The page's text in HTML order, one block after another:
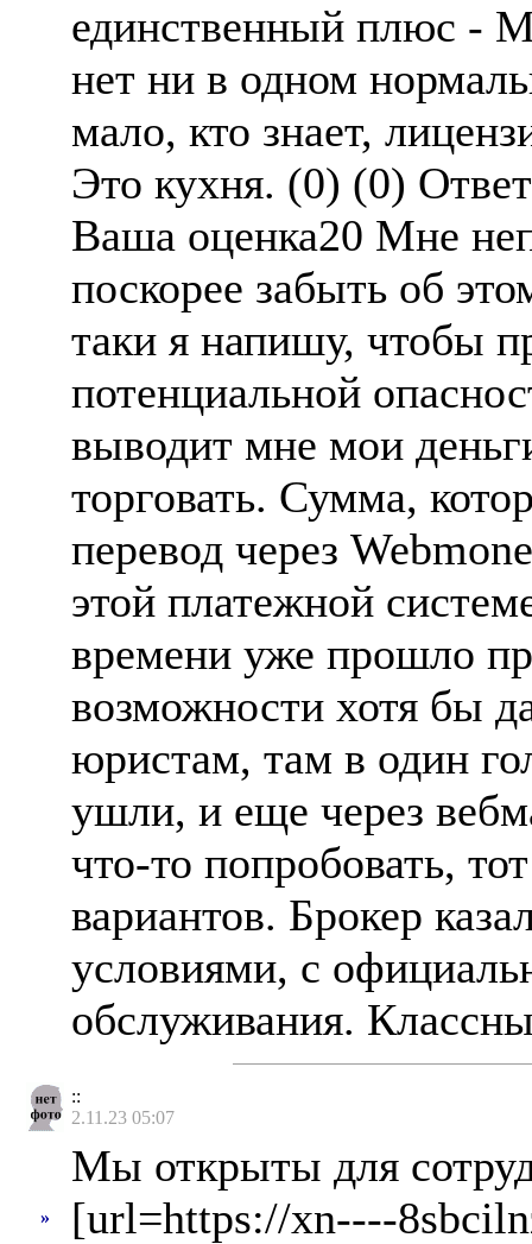
единственный плюс -
нет ни в одном
мало, кто знает,
Это кухня. (0) (0)
Ваша оценка20 Мне
поскорее забыть об
таки я напишу, чтобы
потенциальной
выводит мне мои
торговать. Сумма,
перевод через
этой платежной
времени уже прошло
возможности хотя бы
юристам, там в один
ушли, и еще через
что-то попробовать,
вариантов. Брокер
условиями, с
обслуживания.
::
2.11.23 05:07
»
Мы открыты для
[url=https://xn----